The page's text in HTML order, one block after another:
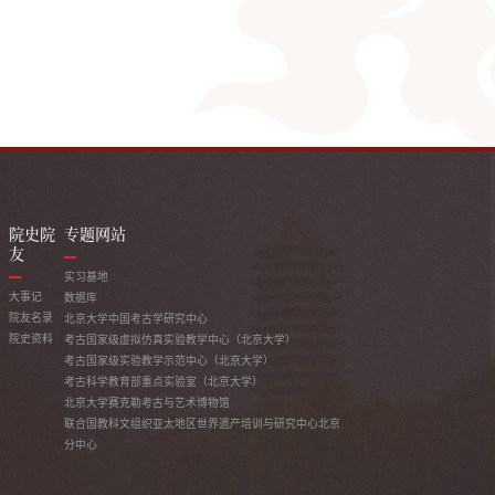
院史院
友
大事记
院友名录
院史资料
专题网站
实习基地
数据库
北京大学中国考古学研究中心
考古国家级虚拟仿真实验教学中心（北京大学）
考古国家级实验教学示范中心（北京大学）
考古科学教育部重点实验室（北京大学）
北京大学赛克勒考古与艺术博物馆
联合国教科文组织亚太地区世界遗产培训与研究中心北京
分中心